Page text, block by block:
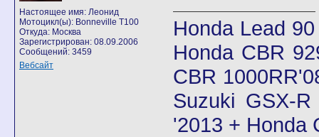
Настоящее имя: Леонид
Мотоцикл(ы): Bonneville T100
Откуда: Москва
Зарегистрирован: 08.09.2006
Сообщений: 3459
Вебсайт
Honda Lead
Honda CBR
CBR
Suzuki GSX-
'2013 + Honda